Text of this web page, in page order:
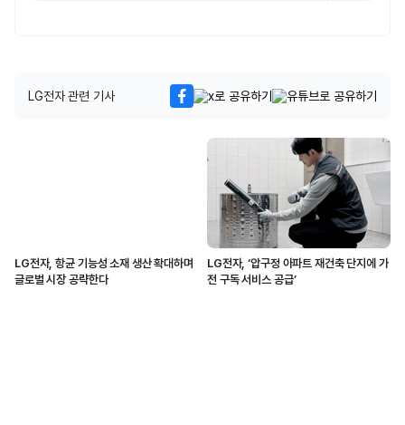
LG전자 관련 기사
LG전자, 항균 기능성 소재 생산 확대하며
글로벌 시장 공략한다
LG전자, ‘압구정 아파트 재건축 단지에 가
전 구독 서비스 공급’